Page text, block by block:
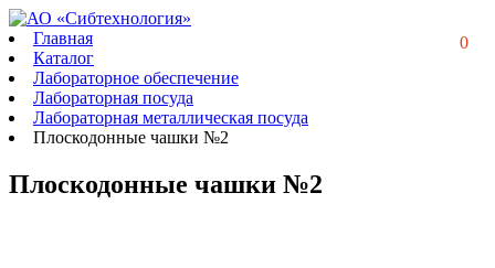
0
Главная
Каталог
Лабораторное обеспечение
Лабораторная посуда
Лабораторная металлическая посуда
Плоскодонные чашки №2
Плоскодонные чашки №2